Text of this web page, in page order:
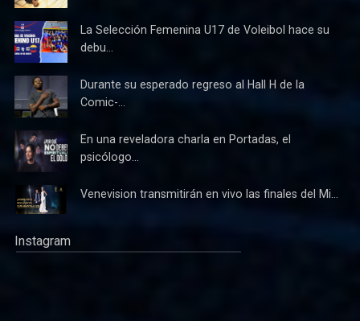
La Selección Femenina U17 de Voleibol hace su
debu...
Durante su esperado regreso al Hall H de la
Comic-...
En una reveladora charla en Portadas, el
psicólogo...
Venevision transmitirán en vivo las finales del Mi...
Instagram